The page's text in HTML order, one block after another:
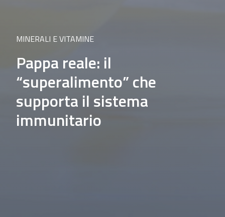
MINERALI E VITAMINE
Pappa reale: il
“superalimento” che
supporta il sistema
immunitario